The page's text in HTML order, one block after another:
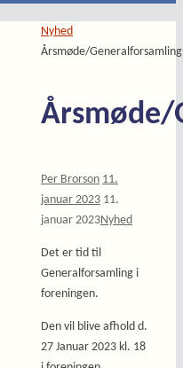
Home
Nyhed
Årsmøde/Generalforsamling
Årsmøde/
Per Brorson 11.
januar 2023 11.
januar 2023Nyhed
Det er tid til
Generalforsamling i
foreningen.
Den vil blive afhold d.
27 Januar 2023 kl. 18